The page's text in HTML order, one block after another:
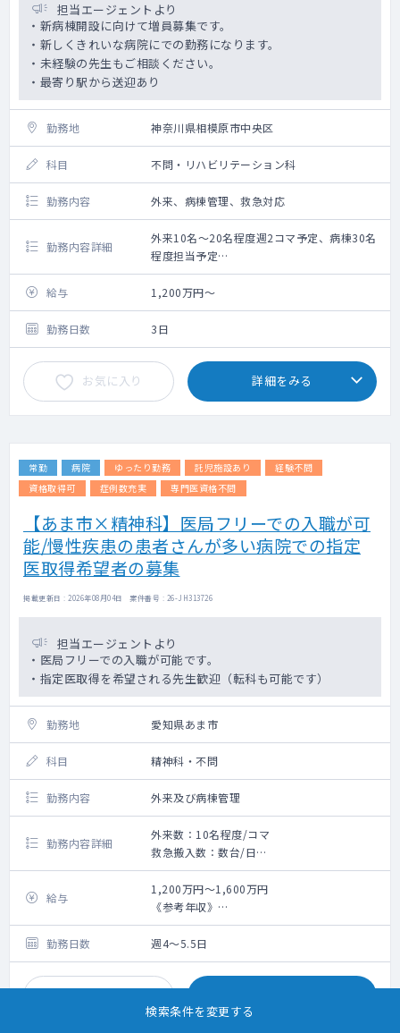
担当エージェントより
・新病棟開設に向けて増員募集です。
・新しくきれいな病院にでの勤務になります。
・未経験の先生もご相談ください。
・最寄り駅から送迎あり
勤務地 神奈川県相模原市中央区
科目 不問・リハビリテーション科
勤務内容 外来、病棟管理、救急対応
勤務内容詳細
外来10名～20名程度週2コマ予定、病棟30名
程度担当予定
年1～3程度予定
2027年11月に開設予定の回復期リハビリテー
ション病棟にて、外来、病棟管理等をお願い
します。
それまでは療養病棟での勤務も可能
給与 1,200万円～
勤務日数 3日
お気に入り 詳細をみる
常勤 病院 ゆったり勤務 託児施設あり
経験不問
資格取得可
症例数充実 専門医資格不問
【あま市×精神科】医局フリーでの入職が可
能/慢性疾患の患者さんが多い病院での指定
医取得希望者の募集
掲載更新日 : 2026年08月04日 案件番号 : 26-JH313726
担当エージェントより
・医局フリーでの入職が可能です。
・指定医取得を希望される先生歓迎（転科も可能です）
勤務地 愛知県あま市
科目 精神科・不問
勤務内容 外来及び病棟管理
勤務内容詳細
外来数：10名程度/コマ
救急搬入数：数台/日
外来：週1～2コマ
外来数：10名程度/コマ
主な疾患：統合失調症、うつ病、双極性障
害、認知症、アルコール依存症等が多いです
病棟管理：25～30床程度/名
給与
1,200万円～1,600万円
《参考年収》
・3年目（非指定医）：1200万円（週5日、当
直4回／月の手当を含む）※ご経験等によりご
相談の上決定いたします
勤務日数 週4～5.5日
検索条件を変更する